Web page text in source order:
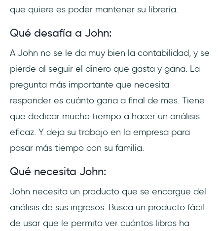
que quiere es poder mantener su librería.
Qué desafía a John:
A John no se le da muy bien la contabilidad, y se
pierde al seguir el dinero que gasta y gana. La
pregunta más importante que necesita
responder es cuánto gana a final de mes. Tiene
que dedicar mucho tiempo a hacer un análisis
eficaz. Y deja su trabajo en la empresa para
pasar más tiempo con su familia.
Qué necesita John:
John necesita un producto que se encargue del
análisis de sus ingresos. Busca un producto fácil
de usar que le permita ver cuántos libros ha